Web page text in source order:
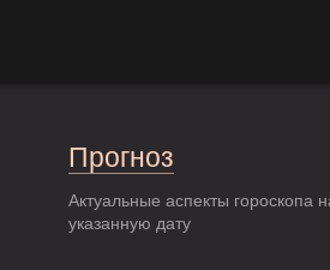
Прогноз
Актуальные аспекты гороскопа
указанную дату